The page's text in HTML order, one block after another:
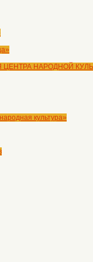
НАРОДНОЙ
культура»